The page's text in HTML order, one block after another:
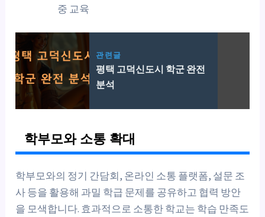
중 교육
관련글
평택 고덕신도시 학군 완전
분석
학부모와 소통 확대
학부모와의 정기 간담회, 온라인 소통 플랫폼, 설문 조
사 등을 활용해 과밀 학급 문제를 공유하고 협력 방안
을 모색합니다. 효과적으로 소통한 학교는 학습 만족도